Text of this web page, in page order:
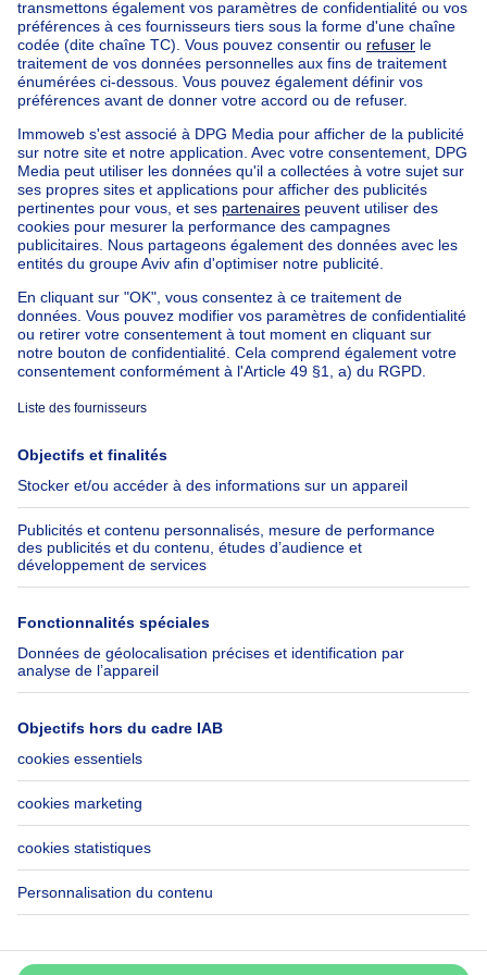
Maison à vendre Moelingen
Maison à vendre Mouland
Maison à vendre Fouron-St-Martin
Immeuble à appartements à vendre
Maison Bel-étage à vendre
Bien exceptionnel à vendre
Ferme à vendre
Bungalow à vendre
Chalet à vendre
Château à vendre
Maison de campagne à vendre
Immeuble mixte à vendre
Autres biens à vendre
Manoir à vendre
Maison à vendre pas cher à Fourons
Nos maisons hors de la Belgique
Maison à vendre France
Maison à vendre Espagne
Maison à vendre Italie
Maison à vendre Luxembourg
Maison à vendre Pays-bas
À propos
Immoweb
Presse
Emplois
Groupe Axel Springer
SeLoger.com
Immowelt.de
Outils
Belfius
Assurances
Check-list déménagement
Aide
FAQ
Accessibilité
Contactez-nous
Suivez-nous
LinkedIn
Immoweb SA © 2026 - Tous droits réservés
Conditions d'utilisation Gestion des cookies
Vie privée
Règles de fonctionnement et de classement
Ne passez pas à côté!
Créez une alerte pour découvrir